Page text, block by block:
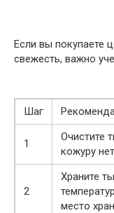
Если вы покупаете
свежесть, важно
Шаг
1
Очистите
кожуру
2
Храните
место